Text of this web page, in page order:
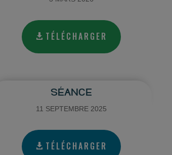
TÉLÉCHARGER
SÉANCE
11 SEPTEMBRE 2025
TÉLÉCHARGER